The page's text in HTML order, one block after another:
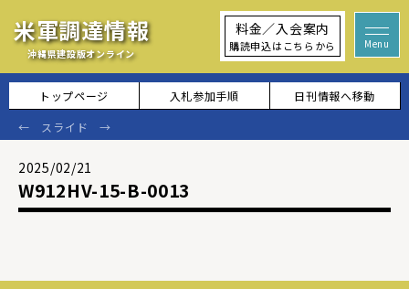
米軍調達情報
沖縄県建設版オンライン
料金／入会案内
購読申込はこちらから
トップページ 入札参加手順 日刊情報へ移動
2025/02/21
W912HV-15-B-0013